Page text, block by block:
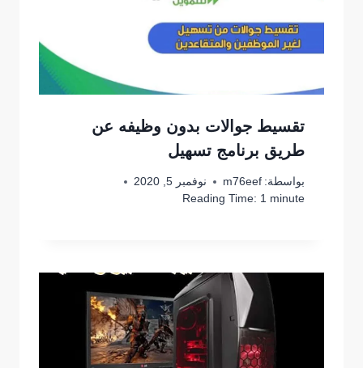
تقسيط جوالات بدون وظيفه عن
طريق برنامج تسهيل
بواسطة: m76eef
نوفمبر 5, 2020
Reading Time: 1 minute